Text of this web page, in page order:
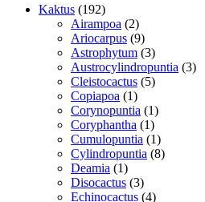
Kaktus 192192
varer
Airampoa 22
varer
Ariocarpus 99
varer
Astrophytum 33
varer
Austrocylindropuntia 33
Cleistocactus 55
Copiapoa 11
vare
Corynopuntia 11
vare
Coryphantha 11
vare
Cumulopuntia 11
vare
Cylindropuntia 88
Deamia 11
vare
Disocactus 33
varer
Echinocactus 44